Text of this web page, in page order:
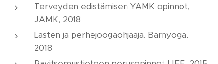
Terveyden edistämisen YAMK opinnot,
JAMK, 2018
Lasten ja perhejoogaohjaaja, Barnyoga,
2018